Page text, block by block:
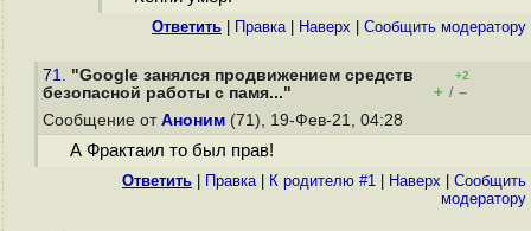
Ответить Правка| Наверх Cообщить модератору
71. "Google занялся продвижением средств
безопасной работы с памя..."
+2
+ / –
Сообщение от Аноним (71), 19-Фев-21, 04:28
А Фрактаил то был прав!
Ответить Правка| К родителю #1 Наверх
Cообщить
модератору